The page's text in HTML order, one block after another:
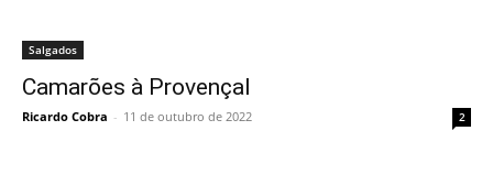
Salgados
Camarões à Provençal
Ricardo Cobra - 11 de outubro de 2022 2